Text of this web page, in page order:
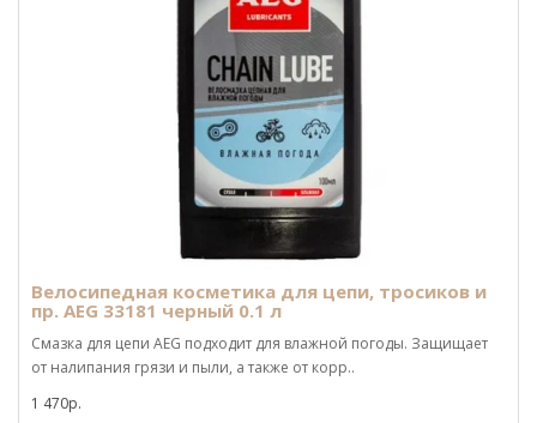
Велосипедная косметика для цепи, тросиков и
пр. AEG 33181 черный 0.1 л
Смазка для цепи AEG подходит для влажной погоды. Защищает
от налипания грязи и пыли, а также от корр..
1 470р.